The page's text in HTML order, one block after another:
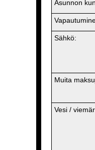
Asunnon
Sähkö:
Muita
Vesi /